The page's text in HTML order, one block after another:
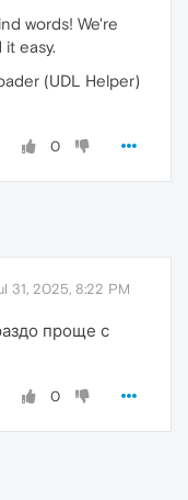
words! We're
easy.
(UDL Helper)
0
31, 2025, 8:22 PM
проще с
0